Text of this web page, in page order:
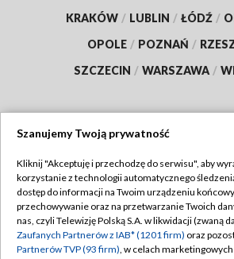
KRAKÓW / LUBLIN / ŁÓDŹ /
OPOLE / POZNAŃ /
SZCZECIN / WARSZAWA /
TVP
Abonament TVP
Emisja w TVP
Regulamin TVP
Polityka
Szanujemy Twoją prywatność
Kliknij "Akceptuję i przechodzę do serwisu", aby
korzystanie z technologii automatycznego
dostęp do informacji na Twoim urządzeniu
przechowywanie oraz na przetwarzanie Twoich
nas, czyli Telewizję Polską S.A. w likwidacji (zwaną
Zaufanych Partnerów z IAB* (1201 firm) oraz
Partnerów TVP (93 firm), w celach